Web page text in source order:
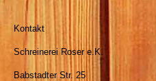
Kontakt
Schreinerei Roser e.K.
Babstadter Str. 25